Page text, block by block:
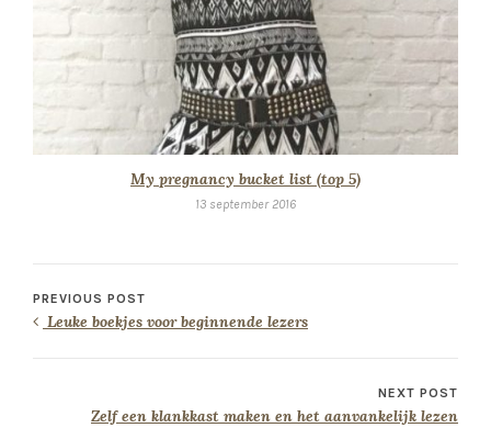
My pregnancy bucket list (top 5)
13 september 2016
PREVIOUS POST
Leuke boekjes voor beginnende lezers
NEXT POST
Zelf een klankkast maken en het aanvankelijk lezen